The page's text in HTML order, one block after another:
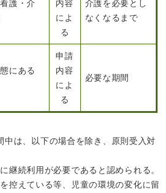
護・介
内容
によ
る
介護を必要とし
なくなるまで
にある
申請
内容
によ
る
必要な期間
は、以下の場合を除き、原則受入対
利用が必要であると認められる。
えている等、児童の環境の変化に留